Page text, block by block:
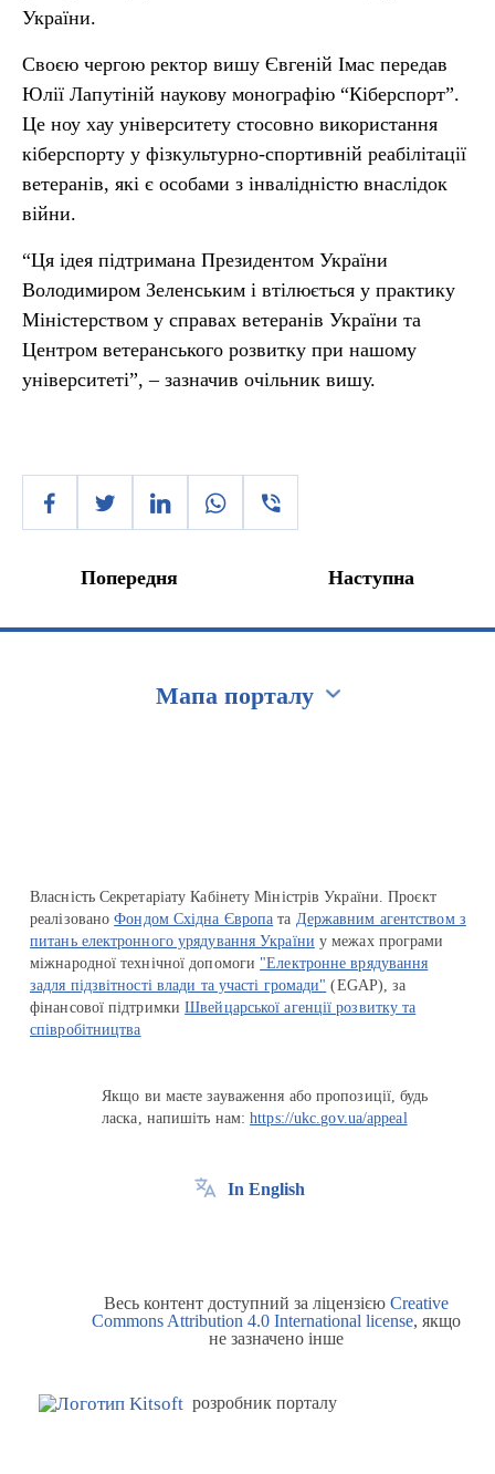
України.
Своєю чергою ректор вишу Євгеній Імас передав
Юлії Лапутіній наукову монографію “Кіберспорт”.
Це ноу хау університету стосовно використання
кіберспорту у фізкультурно-спортивній реабілітації
ветеранів, які є особами з інвалідністю внаслідок
війни.
“Ця ідея підтримана Президентом України
Володимиром Зеленським і втілюється у практику
Міністерством у справах ветеранів України та
Центром ветеранського розвитку при нашому
університеті”, – зазначив очільник вишу.
Попередня Наступна
Мапа порталу
Власність Секретаріату Кабінету Міністрів України. Проєкт
реалізованоФондом Східна Європа та Державним агентством з
питань електронного урядування України у межах програми
міжнародної технічної допомоги "Електронне врядування
задля підзвітності влади та участі громади" (EGAP), за
фінансової підтримкиШвейцарської агенції розвитку та
співробітництва
Якщо ви маєте зауваження або пропозиції, будь
ласка, напишіть нам:https://ukc.gov.ua/appeal
In English
Весь контент доступний за ліцензією Creative
Commons Attribution 4.0 International license, якщо
не зазначено інше
розробник порталу